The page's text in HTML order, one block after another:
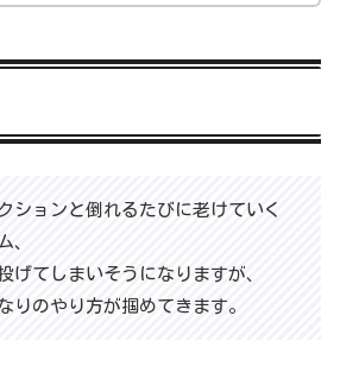
ションと倒れるたびに老けていく
、
げてしまいそうになりますが、
りのやり方が掴めてきます。